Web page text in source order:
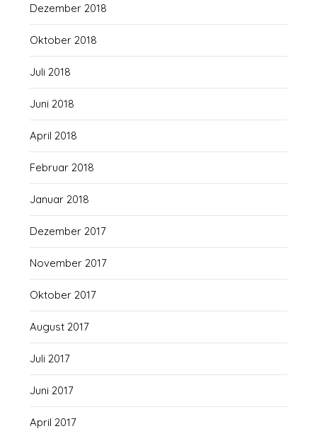
Dezember 2018
Oktober 2018
Juli 2018
Juni 2018
April 2018
Februar 2018
Januar 2018
Dezember 2017
November 2017
Oktober 2017
August 2017
Juli 2017
Juni 2017
April 2017